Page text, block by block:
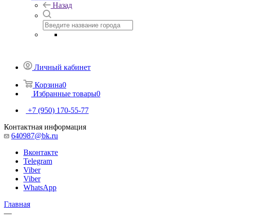
Назад
Личный кабинет
Корзина0
Избранные товары0
+7 (950) 170-55-77
Контактная информация
640987@bk.ru
Вконтакте
Telegram
Viber
Viber
WhatsApp
Главная
—